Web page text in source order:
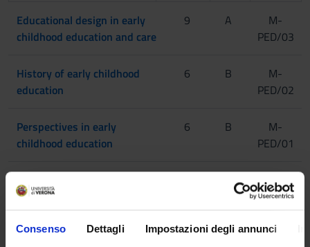
Consenso Dettagli Impostazioni degli annunci
Educational design in early
childhood education and care
9 A
M-
PED/03
History of early childhood
education
6 B
M-
PED/02
Perspectives in early
childhood education
6 B
M-
PED/01
disorders in infancy
B/C
M-
PSI/01
,M-
PSI/04